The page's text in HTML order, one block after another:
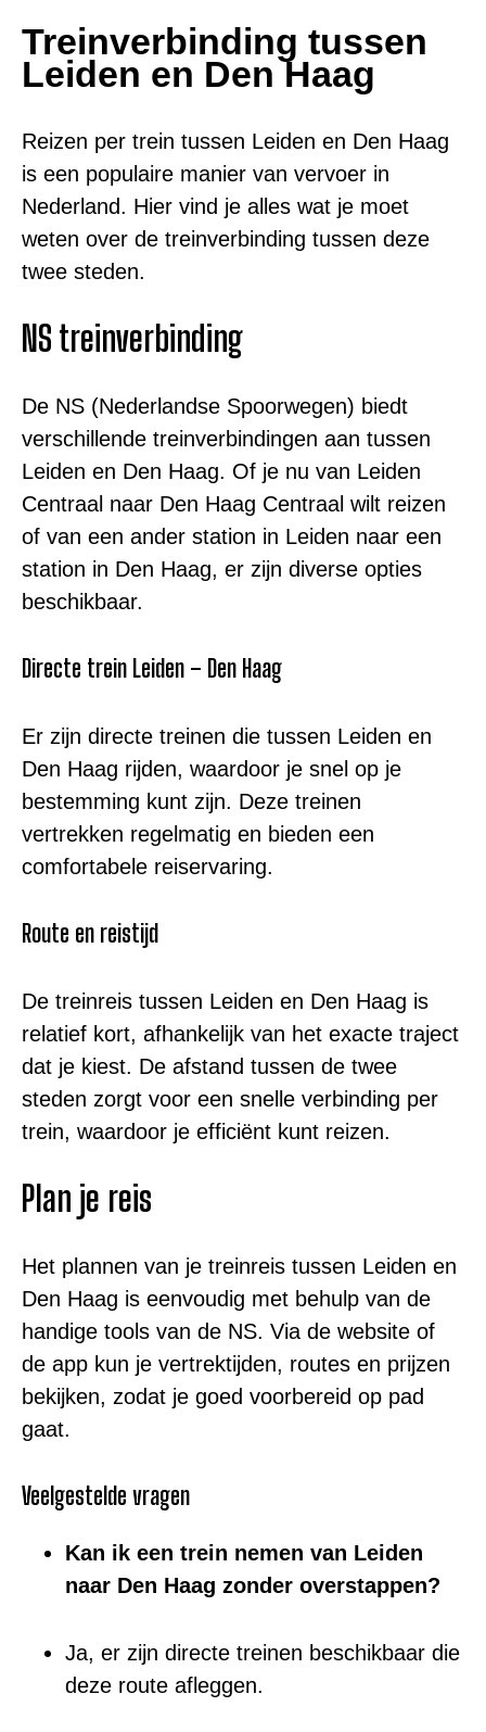
Treinverbinding tussen
Leiden en Den Haag
Reizen per trein tussen Leiden en Den Haag
is een populaire manier van vervoer in
Nederland. Hier vind je alles wat je moet
weten over de treinverbinding tussen deze
twee steden.
NS treinverbinding
De NS (Nederlandse Spoorwegen) biedt
verschillende treinverbindingen aan tussen
Leiden en Den Haag. Of je nu van Leiden
Centraal naar Den Haag Centraal wilt reizen
of van een ander station in Leiden naar een
station in Den Haag, er zijn diverse opties
beschikbaar.
Directe trein Leiden – Den Haag
Er zijn directe treinen die tussen Leiden en
Den Haag rijden, waardoor je snel op je
bestemming kunt zijn. Deze treinen
vertrekken regelmatig en bieden een
comfortabele reiservaring.
Route en reistijd
De treinreis tussen Leiden en Den Haag is
relatief kort, afhankelijk van het exacte traject
dat je kiest. De afstand tussen de twee
steden zorgt voor een snelle verbinding per
trein, waardoor je efficiënt kunt reizen.
Plan je reis
Het plannen van je treinreis tussen Leiden en
Den Haag is eenvoudig met behulp van de
handige tools van de NS. Via de website of
de app kun je vertrektijden, routes en prijzen
bekijken, zodat je goed voorbereid op pad
gaat.
Veelgestelde vragen
Kan ik een trein nemen van Leiden
naar Den Haag zonder overstappen?
Ja, er zijn directe treinen beschikbaar die
deze route afleggen.